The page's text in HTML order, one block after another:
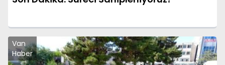
Van
Haber